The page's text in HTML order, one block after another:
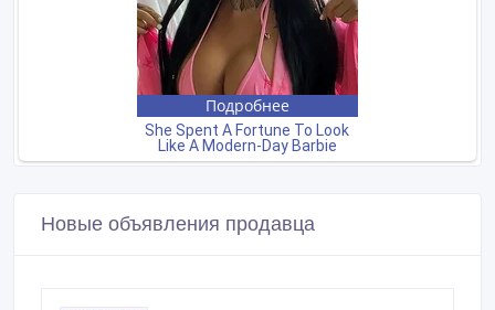
Новые объявления продавца